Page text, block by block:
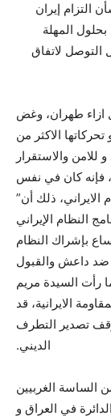
التزام إيران
المهلة
التوصل لاتفاق
ازاء طهران، وغض
تحرکاتها الاکثر من
والاستقرار
فإنه کان في نفس
الايراني، ذلك أن”
النظام الإيراني
بإشراك النظام
ضد داعش والقبول
رأت السيدة مريم
الايرانية، قد
تصدير التطرف
الديني.
الساسة الغربيين
في العراق و